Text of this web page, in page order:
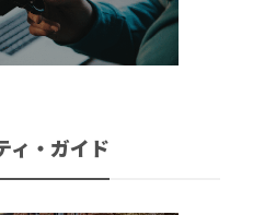
ィ・ガイド